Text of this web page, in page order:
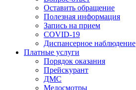
Оставить обращение
Полезная информация
Запись на прием
COVID-19
Диспансерное наблюдение
Платные услуги
Порядок оказания
Прейскурант
ДМС
Медосмотры